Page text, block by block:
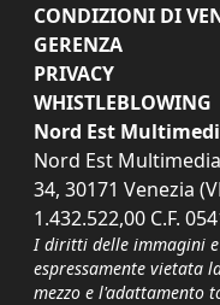
CONDIZIONI DI
GERENZA
PRIVACY
WHISTLEBLOWING
Nord Est
Nord Est
34, 30171 Venezia
1.432.522,00 C.F.
I diritti delle immagini
espressamente vietata
mezzo e l'adattamento